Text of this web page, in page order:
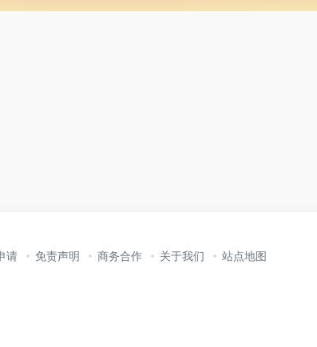
请 免责声明 商务合作 关于我们 站点地图